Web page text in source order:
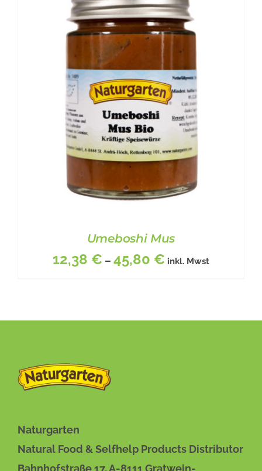
BESCHREIBUNG
DIE
OPTIONEN
Umeboshi Mus
12,38 € – 45,80 € inkl. Mwst
Naturgarten
Natural Food & Selfhelp Products Distributor
Bahnhofstraße 17, A-8111 Gratwein-